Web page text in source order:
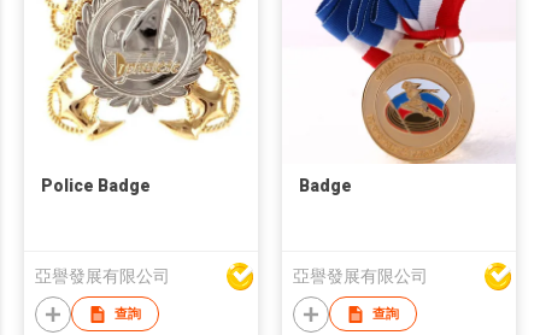
Police Badge
亞譽發展有限公司
查詢
Badge
亞譽發展有限公司
查詢